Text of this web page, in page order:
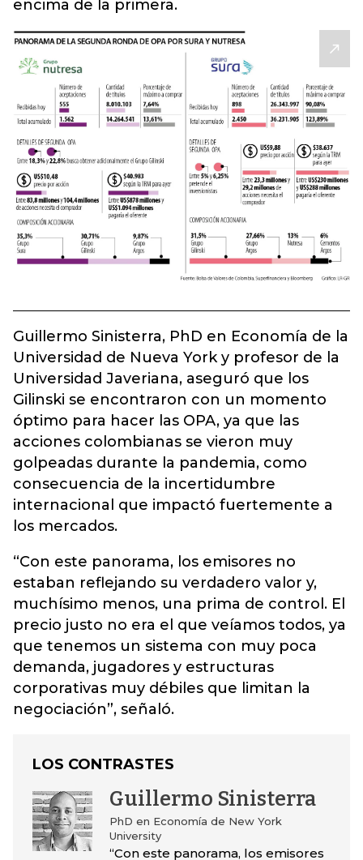
encima de la primera.
Guillermo Sinisterra, PhD en Economía de la
Universidad de Nueva York y profesor de la
Universidad Javeriana, aseguró que los
Gilinski se encontraron con un momento
óptimo para hacer las OPA, ya que las
acciones colombianas se vieron muy
golpeadas durante la pandemia, como
consecuencia de la incertidumbre
internacional que impactó fuertemente a
los mercados.
“Con este panorama, los emisores no
estaban reflejando su verdadero valor y,
muchísimo menos, una prima de control. El
precio justo no era el que veíamos todos, ya
que tenemos un sistema con muy poca
demanda, jugadores y estructuras
corporativas muy débiles que limitan la
negociación”, señaló.
LOS CONTRASTES
Guillermo Sinisterra
PhD en Economía de New York
University
“Con este panorama, los emisores